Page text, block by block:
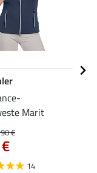
Marit
€
14